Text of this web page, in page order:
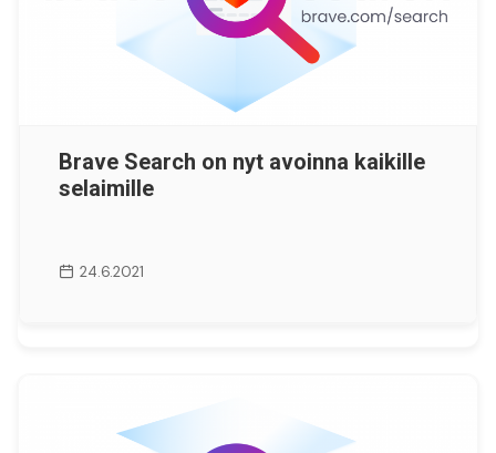
Brave Search on nyt avoinna kaikille
selaimille
24.6.2021